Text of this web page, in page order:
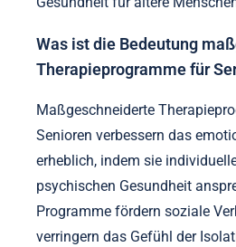
Was ist die Bedeutung
Therapieprogramme für
Maßgeschneiderte
Senioren verbessern das
erheblich, indem sie
psychischen Gesundheit
Programme fördern soziale
verringern das Gefühl der